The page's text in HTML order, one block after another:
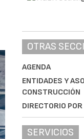
OTRAS
AGENDA
ENTIDADES Y
CONSTRUCCIÓN
DIRECTORIO
SERVICIOS